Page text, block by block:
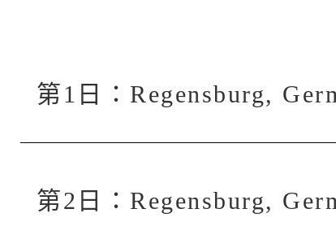
第1日：Regensburg,
第2日：Regensburg,